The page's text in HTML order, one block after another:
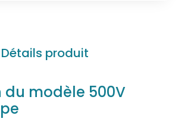
Détails produit
du modèle 500V